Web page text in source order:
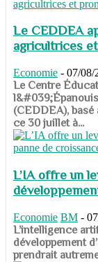
Le CEDDEA
agricultrices
Economie - 07/08/
​​​​​​​Le Centre
(CEDDEA), basé
ce 30 juillet à...
L’IA offre un
Economie BM -
​​​​​​​L’intelligence
développement
prendrait